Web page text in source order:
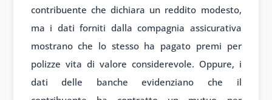
contribuente che dichiara un reddito modesto,
ma i dati forniti dalla compagnia assicurativa
mostrano che lo stesso ha pagato premi per
polizze vita di valore considerevole. Oppure, i
dati delle banche evidenziano che il